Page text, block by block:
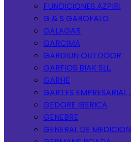
FUNDICIONES AZPIRI
G & S GAROFALO
GALAGAR
GARCIMA
GARDIUN OUTDOOR
GARFIOS BIAK SLL.
GARHE
GARTES EMPRESARIAL ,
GEDORE IBERICA
GENEBRE
GENERAL DE MEDICION